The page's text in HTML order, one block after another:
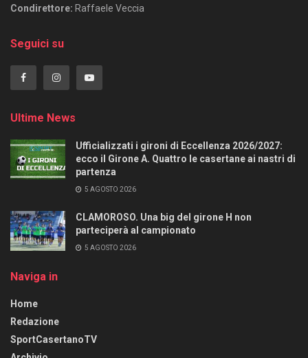
Condirettore: Raffaele Veccia
Seguici su
Ultime News
Ufficializzati i gironi di Eccellenza 2026/2027:
ecco il Girone A. Quattro le casertane ai nastri di
partenza
5 AGOSTO 2026
CLAMOROSO. Una big del girone H non
parteciperà al campionato
5 AGOSTO 2026
Naviga in
Home
Redazione
SportCasertanoTV